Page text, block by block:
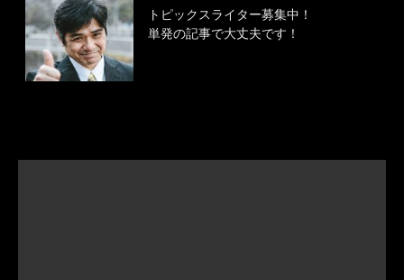
トピックスライター募集中！
単発の記事で大丈夫です！